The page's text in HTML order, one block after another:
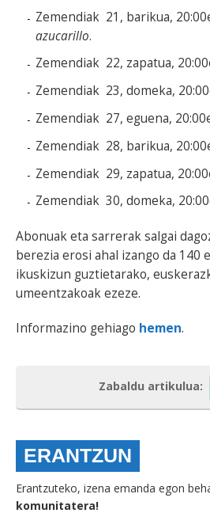
Zemendiak 21, barikua,
azucarillo.
Zemendiak 22, zapatua,
Zemendiak 23, domeka,
Zemendiak 27, eguena,
Zemendiak 28, barikua,
Zemendiak 29, zapatua,
Zemendiak 30, domeka,
Abonuak eta sarrerak salgai
berezia erosi ahal izango da 140
ikuskizun guztietarako,
umeentzakoak ezeze.
Informazino gehiago hemen.
Zabaldu artikulua:
ERANTZUN
Erantzuteko, izena emanda egon
komunitatera!